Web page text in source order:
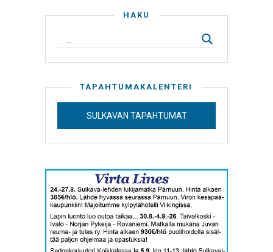
HAKU
TAPAHTUMAKALENTERI
SULKAVAN TAPAHTUMAT